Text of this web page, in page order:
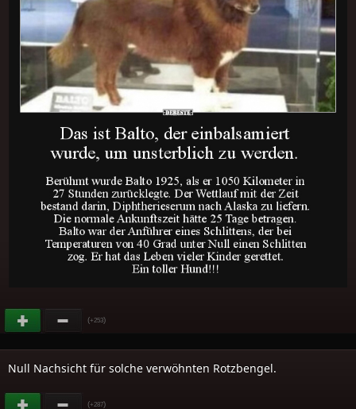
(+253)
Null Nachsicht für solche verwöhnten Rotzbengel.
(+287)